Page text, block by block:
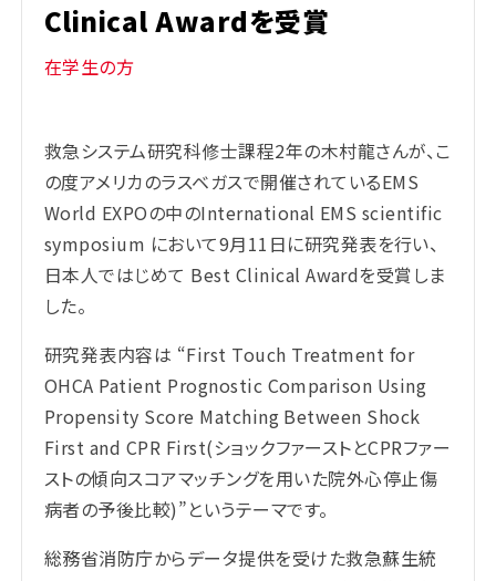
Clinical Awardを受賞
在学生の方
救急システム研究科修士課程2年の木村龍さんが、こ
の度アメリカのラスベガスで開催されているEMS
World EXPOの中のInternational EMS scientific
symposium において9月11日に研究発表を行い、
日本人ではじめて Best Clinical Awardを受賞しま
した。
研究発表内容は “First Touch Treatment for
OHCA Patient Prognostic Comparison Using
Propensity Score Matching Between Shock
First and CPR First(ショックファーストとCPRファー
ストの傾向スコアマッチングを用いた院外心停止傷
病者の予後比較)”というテーマです。
総務省消防庁からデータ提供を受けた救急蘇生統